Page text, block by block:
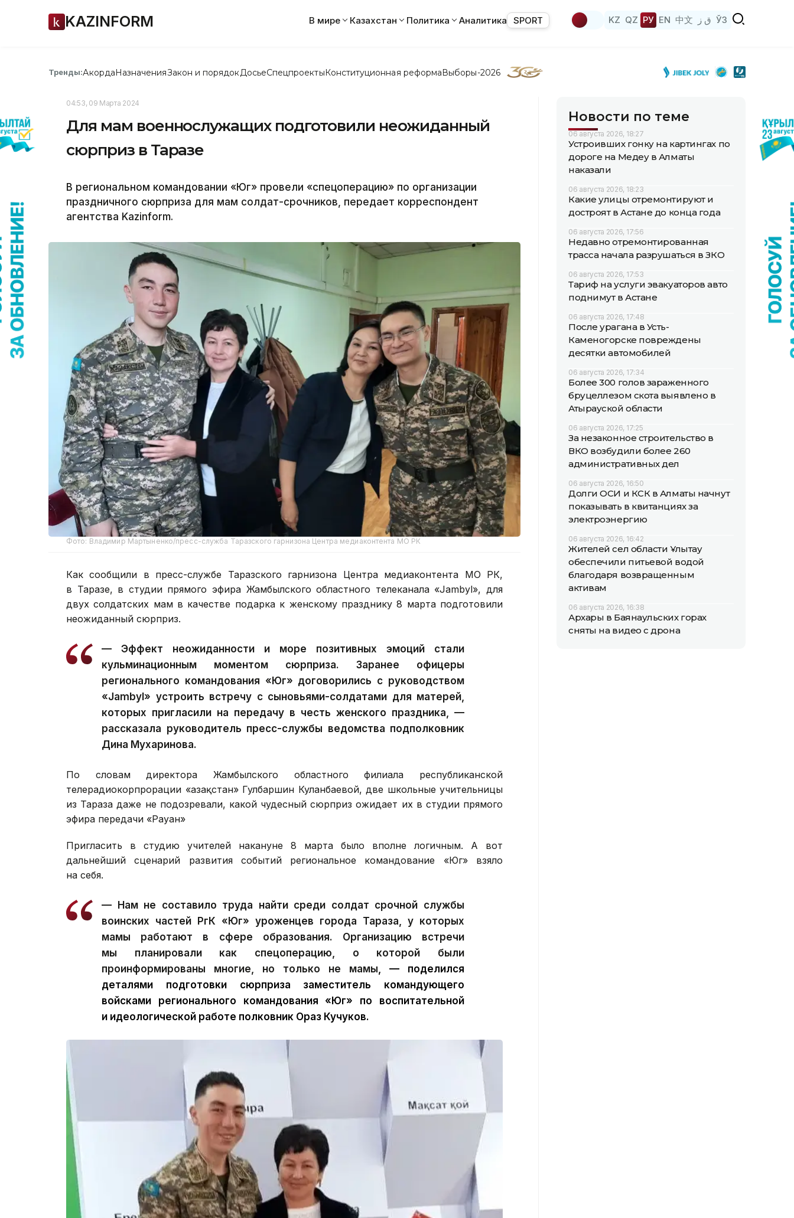
KAZINFORM В мире Казахстан Политика Аналитика SPORT KZ QZ РУ EN 中文 ق ز ЎЗ
Тренды:АкордаНазначенияЗакон и порядок ДосьеСпецпроектыКонституционная реформаВыборы-2026
04:53, 09 Марта 2024
Для мам военнослужащих подготовили неожиданный
сюрприз в Таразе
В региональном командовании «Юг» провели «спецоперацию» по организации
праздничного сюрприза для мам солдат-срочников, передает корреспондент
агентства Kazinform.
Фото: Владимир Мартыненко/пресс-служба Таразского гарнизона Центра медиаконтента МО РК
Как сообщили в пресс-службе Таразского гарнизона Центра медиаконтента МО РК,
в Таразе, в студии прямого эфира Жамбылского областного телеканала «Jambyl», для
двух солдатских мам в качестве подарка к женскому празднику 8 марта подготовили
неожиданный сюрприз.
—
Эффект неожиданности и море позитивных эмоций стали
кульминационным моментом сюрприза. Заранее офицеры
регионального командования «Юг» договорились c руководством
«Jambyl» устроить встречу с сыновьями-солдатами для матерей,
которых пригласили на передачу в честь женского праздника, —
рассказала руководитель пресс-службы ведомства подполковник
Дина Мухаринова.
По словам директора Жамбылского областного филиала республиканской
телерадиокорпрорации «Қазақстан» Гулбаршин Куланбаевой, две школьные учительницы
из Тараза даже не подозревали, какой чудесный сюрприз ожидает их в студии прямого
эфира передачи «Рауан»
Пригласить в студию учителей накануне 8 марта было вполне логичным. А вот
дальнейший сценарий развития событий региональное командование «Юг» взяло
на себя.
— Нам не составило труда найти среди солдат срочной службы
воинских частей РгК «Юг» уроженцев города Тараза, у которых
мамы работают в сфере образования. Организацию встречи
мы планировали как спецоперацию, о которой были
проинформированы многие, но только не мамы, — поделился
деталями подготовки сюрприза заместитель командующего
войсками регионального командования «Юг» по воспитательной
и идеологической работе полковник Ораз Кучуков.
Новости по теме
06 августа 2026, 18:27
Устроивших гонку на картингах по
дороге на Медеу в Алматы
наказали
06 августа 2026, 18:23
Какие улицы отремонтируют и
достроят в Астане до конца года
06 августа 2026, 17:56
Недавно отремонтированная
трасса начала разрушаться в ЗКО
06 августа 2026, 17:53
Тариф на услуги эвакуаторов авто
поднимут в Астане
06 августа 2026, 17:48
После урагана в Усть-
Каменогорске повреждены
десятки автомобилей
06 августа 2026, 17:34
Более 300 голов зараженного
бруцеллезом скота выявлено в
Атырауской области
06 августа 2026, 17:25
За незаконное строительство в
ВКО возбудили более 260
административных дел
06 августа 2026, 16:50
Долги ОСИ и КСК в Алматы начнут
показывать в квитанциях за
электроэнергию
06 августа 2026, 16:42
Жителей сел области Ұлытау
обеспечили питьевой водой
благодаря возвращенным
активам
06 августа 2026, 16:38
Архары в Баянаульских горах
сняты на видео с дрона